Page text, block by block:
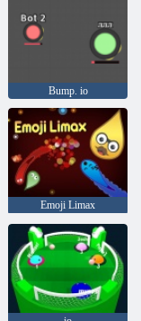
Bump. io
Emoji Limax